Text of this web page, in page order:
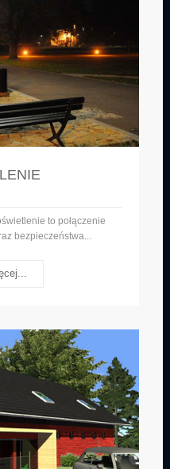
to połączenie
bezpieczeństwa...